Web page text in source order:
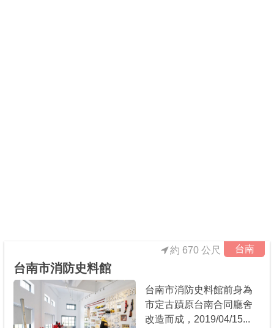
台南
約 670 公尺
台南市消防史料館
台南市消防史料館前身為
市定古蹟原台南合同廳舍
改造而成，2019/04/15...